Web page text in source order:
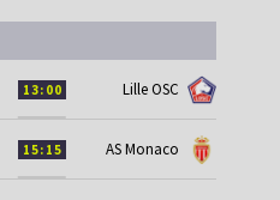
13:00 Lille OSC
15:15 AS Monaco